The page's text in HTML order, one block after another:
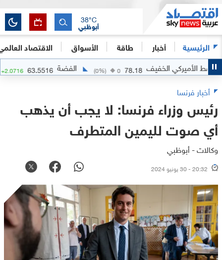
الرئيسية أخبار طاقة الأسواق الاقتصاد
أبوظبي
38°C
الأميركي الخفيف 78.18
0
( 0%) الفضة 63.5516
+ 2.0716
%)
أخبار فرنسا
رئيس وزراء فرنسا: لا يجب أن يذهب
أي صوت لليمين المتطرف
وكالات - أبوظبي
20:32 - 30 يونيو 2024